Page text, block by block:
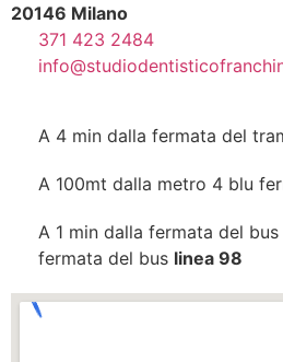
20146 Milano
371 423 2484
A 4 min dalla fermata del
A 100mt dalla metro 4 blu
A 1 min dalla fermata del bus
fermata del bus linea 98